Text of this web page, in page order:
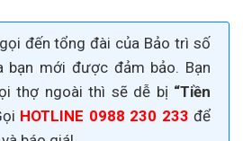
đến tổng đài của Bảo trì số
bạn mới được đảm bảo. Bạn
thợ ngoài thì sẽ dễ bị “Tiền
HOTLINE 0988 230 233 để